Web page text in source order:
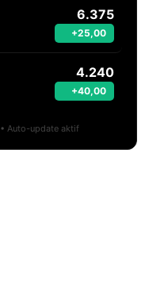
6.375
+25,00
4.240
+40,00
• Auto-update aktif